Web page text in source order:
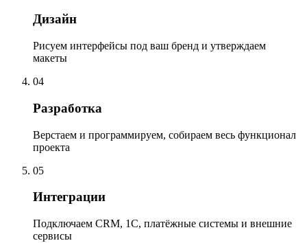
Дизайн
Рисуем интерфейсы под ваш бренд и утверждаем
макеты
04
Разработка
Верстаем и программируем, собираем весь функционал
проекта
05
Интеграции
Подключаем CRM, 1С, платёжные системы и внешние
сервисы